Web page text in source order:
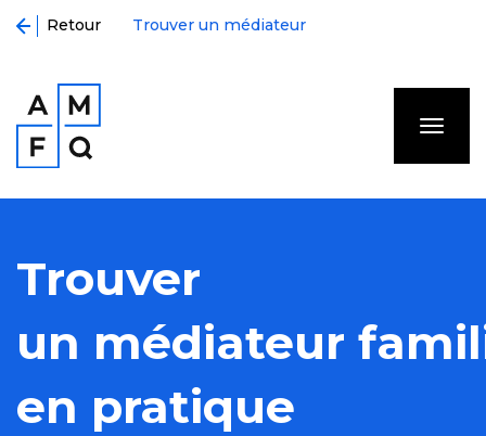
Retour Trouver un médiateur
Trouver
un médiateur
en pratique